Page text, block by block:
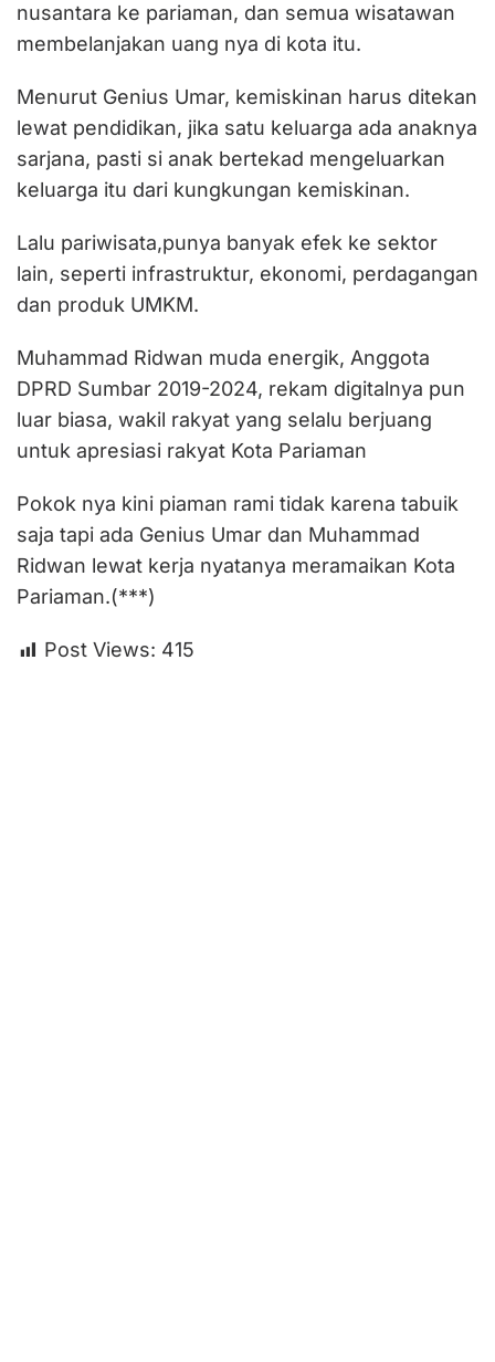
nusantara ke pariaman, dan semua wisatawan
membelanjakan uang nya di kota itu.
Menurut Genius Umar, kemiskinan harus ditekan
lewat pendidikan, jika satu keluarga ada anaknya
sarjana, pasti si anak bertekad mengeluarkan
keluarga itu dari kungkungan kemiskinan.
Lalu pariwisata,punya banyak efek ke sektor
lain, seperti infrastruktur, ekonomi, perdagangan
dan produk UMKM.
Muhammad Ridwan muda energik, Anggota
DPRD Sumbar 2019-2024, rekam digitalnya pun
luar biasa, wakil rakyat yang selalu berjuang
untuk apresiasi rakyat Kota Pariaman
Pokok nya kini piaman rami tidak karena tabuik
saja tapi ada Genius Umar dan Muhammad
Ridwan lewat kerja nyatanya meramaikan Kota
Pariaman.(***)
Post Views: 415